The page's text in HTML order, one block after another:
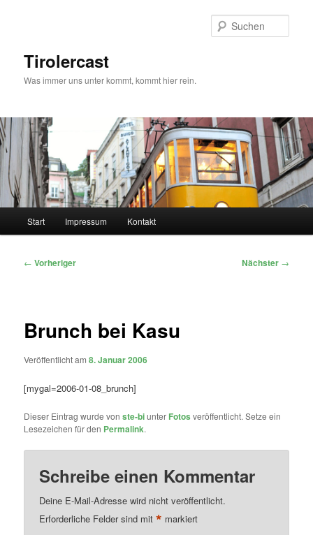
Tirolercast
Was immer uns unter kommt, kommt hier rein.
Start Impressum Kontakt
Beitragsnavigation
← Vorheriger Nächster →
Brunch bei Kasu
Veröffentlicht am8. Januar 2006
[mygal=2006-01-08_brunch]
Dieser Eintrag wurde vonste-biunter Fotos veröffentlicht. Setze ein
Lesezeichen für den Permalink.
Schreibe einen Kommentar
Deine E-Mail-Adresse wird nicht veröffentlicht.
Erforderliche Felder sind mit* markiert